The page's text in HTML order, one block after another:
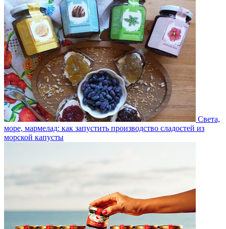
Света,
море, мармелад: как запустить производство сладостей из
морской капусты